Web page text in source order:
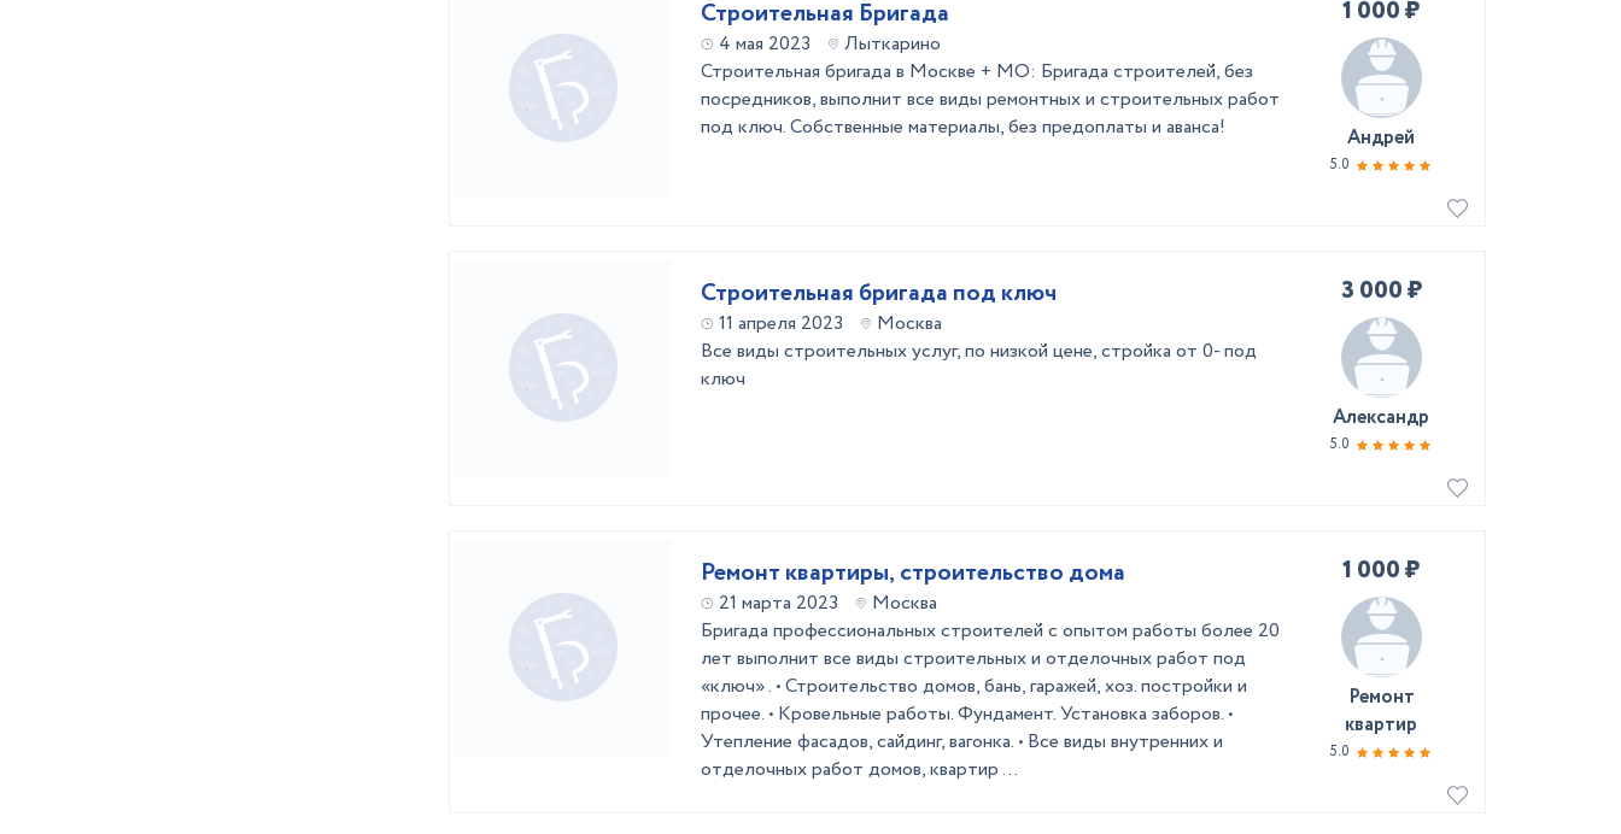
Строительная Бригада
4 мая 2023
Лыткарино
Строительная бригада в Москве + МО: Бригада строителей, без
посредников, выполнит все виды ремонтных и строительных работ
под ключ. Собственные материалы, без предоплаты и аванса!
1 000 ₽
Андрей
5.0
Строительная бригада под ключ
11 апреля 2023
Москва
Все виды строительных услуг, по низкой цене, стройка от 0- под
ключ
3 000 ₽
Александр
5.0
Ремонт квартиры, строительство дома
21 марта 2023
Москва
Бригада профессиональных строителей с опытом работы более 20
лет выполнит все виды строительных и отделочных работ под
«ключ» . • Строительство домов, бань, гаражей, хоз. постройки и
прочее. • Кровельные работы. Фундамент. Установка заборов. •
Утепление фасадов, сайдинг, вагонка. • Все виды внутренних и
отделочных работ домов, квартир ...
1 000 ₽
Ремонт
квартир
5.0